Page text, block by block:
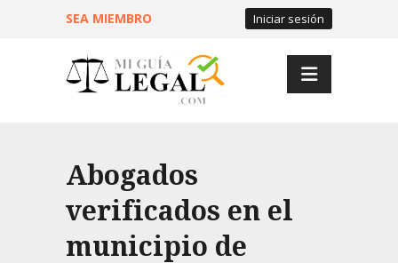
SEA MIEMBRO Iniciar sesión
Abogados
verificados en el
municipio de